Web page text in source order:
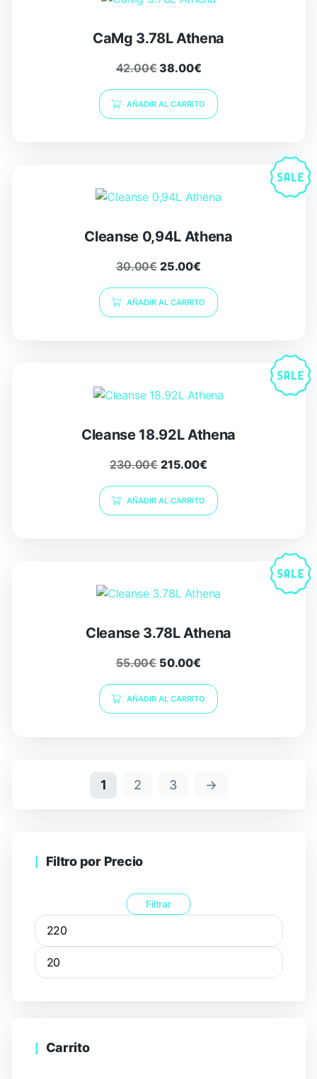
CaMg 3.78L Athena
42.00€ 38.00€
AÑADIR AL CARRITO
Cleanse 0,94L Athena
30.00€ 25.00€
AÑADIR AL CARRITO
Cleanse 18.92L Athena
230.00€ 215.00€
AÑADIR AL CARRITO
Cleanse 3.78L Athena
55.00€ 50.00€
AÑADIR AL CARRITO
1 2 3 →
Filtro por Precio
Filtrar
Carrito